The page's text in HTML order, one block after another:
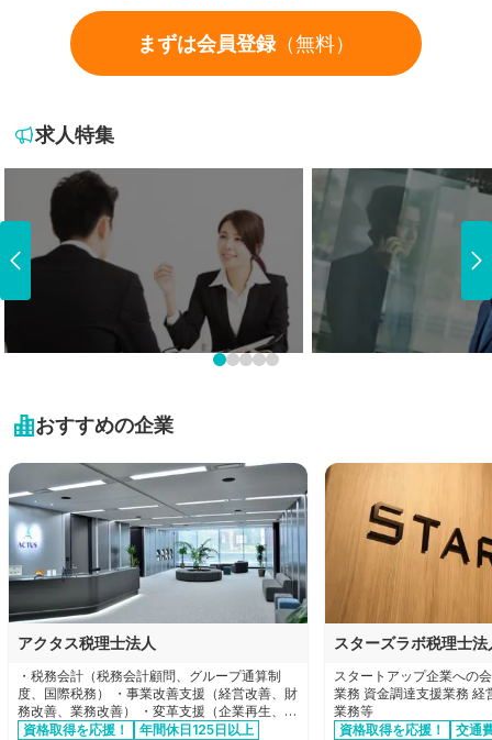
人事・労務 法務・知財
大阪 京都
北海道・東北地方
北海道
秋田県
山形県
福島県
関東地方
栃木県
千葉県
神奈川県
富山県
石川県
福井県
山梨県
長野県
岐阜県
静岡県
滋賀県
京都府
大阪府
兵庫県
奈良県
和歌山県
鳥取県
岡山県
広島県
山口県
九州・沖縄地方
福岡県
佐賀県
長崎県
熊本県
まずは会員登録（無料）
求人特集
おすすめの企業
アクタス税理士法人
・税務会計（税務会計顧問、グループ通算制
度、国際税務） ・事業改善支援（経営改善、財
務改善、業務改善） ・変革支援（企業再生、企
業再編、合併買収、事業承継） ・設立支援
資格取得を応援！
年間休日125日以上
スターズラボ税理士法
スタートアップ企業への
業務 資金調達支援業務 経
業務等
資格取得を応援！
交通